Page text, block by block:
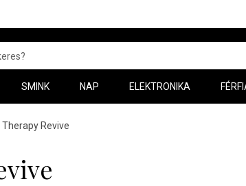
SMINK NAP ELEKTRONIKA
Therapy Revive